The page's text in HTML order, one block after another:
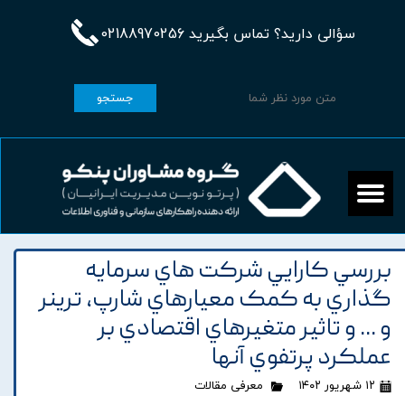
سؤالی دارید؟ تماس بگیرید 02188970256
جستجو
بررسي کارايي شرکت هاي سرمايه
گذاري به کمک معيارهاي شارپ، ترينر
و ... و تاثير متغيرهاي اقتصادي بر
عملکرد پرتفوي آنها
۱۲ شهریور ۱۴۰۲ معرفی مقالات